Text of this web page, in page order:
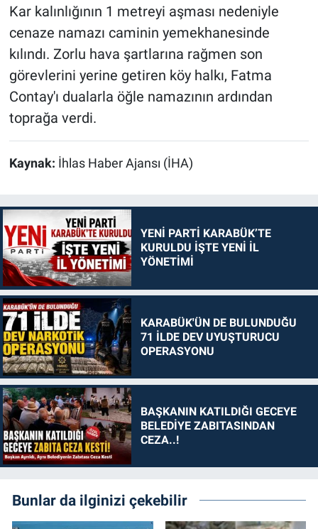
Kar kalınlığının 1 metreyi aşması nedeniyle
cenaze namazı caminin yemekhanesinde
kılındı. Zorlu hava şartlarına rağmen son
görevlerini yerine getiren köy halkı, Fatma
Contay'ı dualarla öğle namazının ardından
toprağa verdi.
Kaynak: İhlas Haber Ajansı (İHA)
YENİ PARTİ KARABÜK’TE
KURULDU İŞTE YENİ İL
YÖNETİMİ
KARABÜK'ÜN DE BULUNDUĞU
71 İLDE DEV UYUŞTURUCU
OPERASYONU
BAŞKANIN KATILDIĞI GECEYE
BELEDİYE ZABITASINDAN
CEZA..!
Bunlar da ilginizi çekebilir